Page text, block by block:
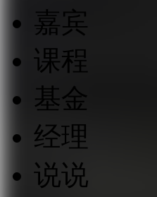
嘉宾
课程
基金
经理
说说